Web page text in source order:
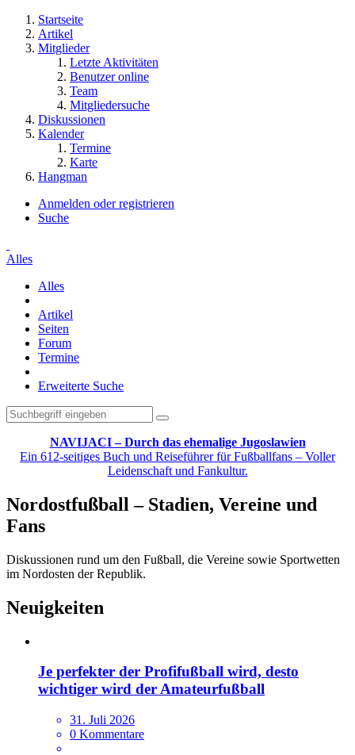
Startseite
Artikel
Mitglieder
Letzte Aktivitäten
Benutzer online
Team
Mitgliedersuche
Diskussionen
Kalender
Termine
Karte
Hangman
Anmelden oder registrieren
Suche
Alles
Alles
Artikel
Seiten
Forum
Termine
Erweiterte Suche
NAVIJACI – Durch das ehemalige Jugoslawien
Ein 612-seitiges Buch und Reiseführer für Fußballfans – Voller
Leidenschaft und Fankultur.
Nordostfußball – Stadien, Vereine und
Fans
Diskussionen rund um den Fußball, die Vereine sowie Sportwetten
im Nordosten der Republik.
Neuigkeiten
Je perfekter der Profifußball wird, desto
wichtiger wird der Amateurfußball
31. Juli 2026
0 Kommentare